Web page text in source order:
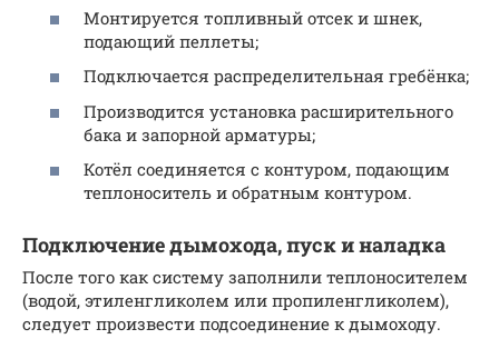
Монтируется топливный отсек и шнек,
подающий пеллеты;
Подключается распределительная гребёнка;
Производится установка расширительного
бака и запорной арматуры;
Котёл соединяется с контуром, подающим
теплоноситель и обратным контуром.
Подключение дымохода, пуск и наладка
После того как систему заполнили теплоносителем
(водой, этиленгликолем или пропиленгликолем),
следует произвести подсоединение к дымоходу.